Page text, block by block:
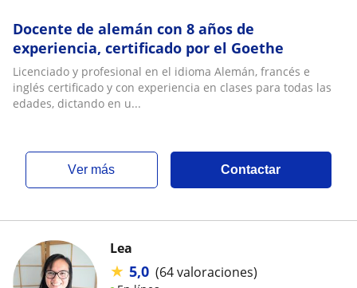
Docente de alemán con 8 años de
experiencia, certificado por el Goethe
Licenciado y profesional en el idioma Alemán, francés e
inglés certificado y con experiencia en clases para todas las
edades, dictando en u...
ver más Contactar
Lea
★ 5,0 (64 valoraciones)